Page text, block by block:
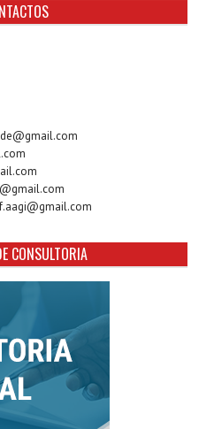
CONSULTORIA